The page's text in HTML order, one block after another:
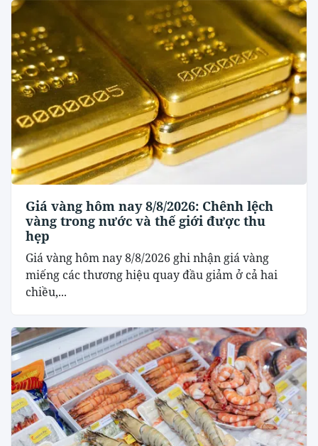
Giá vàng hôm nay 8/8/2026: Chênh lệch
vàng trong nước và thế giới được thu
hẹp
Giá vàng hôm nay 8/8/2026 ghi nhận giá vàng
miếng các thương hiệu quay đầu giảm ở cả hai
chiều,...